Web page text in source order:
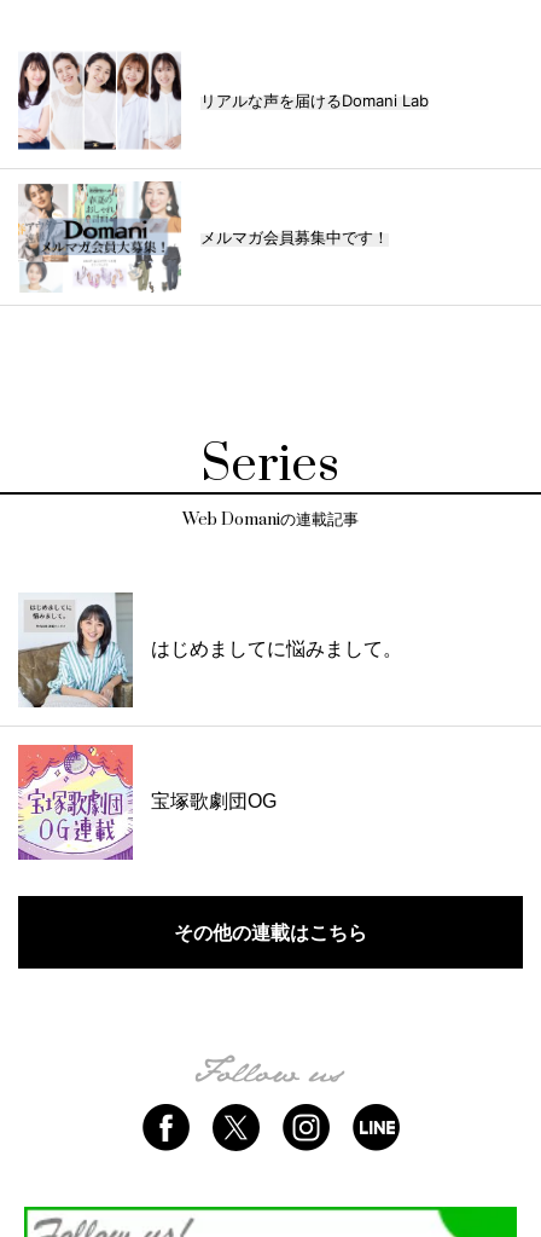
リアルな声を届けるDomani Lab
メルマガ会員募集中です！
Series
Web Domaniの連載記事
はじめましてに悩みまして。
宝塚歌劇団OG
その他の連載はこちら